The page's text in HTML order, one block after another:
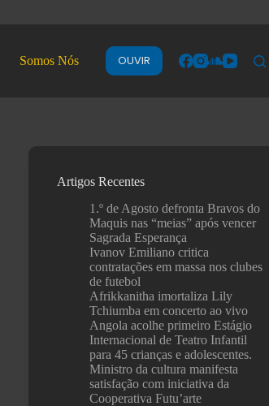
Somos Nós OUVIR
Artigos Recentes
1.º de Agosto defronta Bravos do
Maquis nas “meias” após vencer
Sagrada Esperança
Ivanov Emiliano critica
contratações em massa nos clubes
de futebol
Afrikkanitha imortaliza Lily
Tchiumba em concerto ao vivo
Angola acolhe primeiro Estágio
Internacional de Teatro Infantil
para 45 crianças e adolescentes.
Ministro da cultura manifesta
satisfação com iniciativa da
Cooperativa Futu’arte